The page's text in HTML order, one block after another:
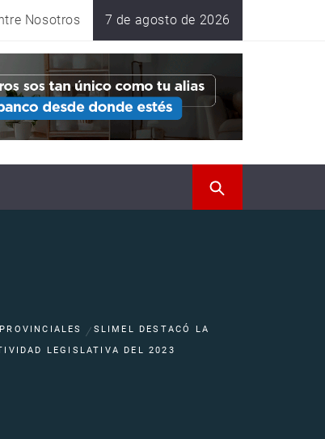
Nosotros 7 de agosto de 2026
PROVINCIALES
SLIMEL DESTACÓ LA
LEGISLATIVA DEL 2023